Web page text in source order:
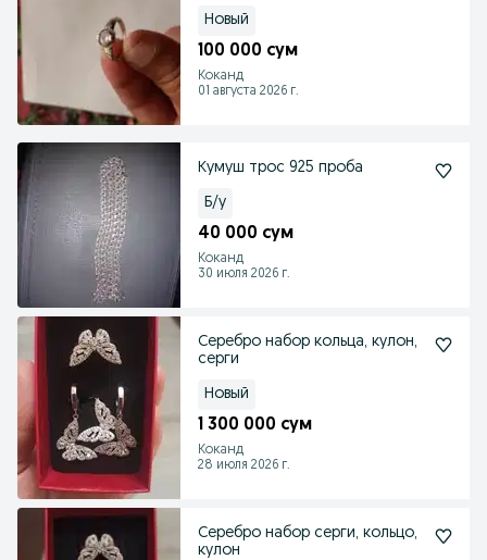
Новый
100 000 сум
Коканд
01 августа 2026 г.
Кумуш трос 925 проба
Б/у
40 000 сум
Коканд
30 июля 2026 г.
Серебро набор кольца, кулон,
серги
Новый
1 300 000 сум
Коканд
28 июля 2026 г.
Серебро набор серги, кольцо,
кулон